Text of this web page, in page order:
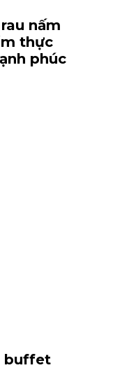
nấm
thực
phúc
buffet